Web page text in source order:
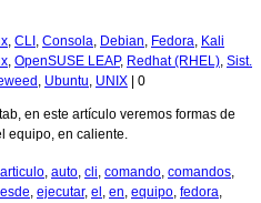
, CLI , Consola, Debian, Fedora, Kali
, OpenSUSE LEAP, Redhat (RHEL), Sist.
, Ubuntu, UNIX 0
en este artículo veremos formas de
equipo, en caliente.
articulo, auto, cli, comando, comandos,
, ejecutar, el , en, equipo, fedora,